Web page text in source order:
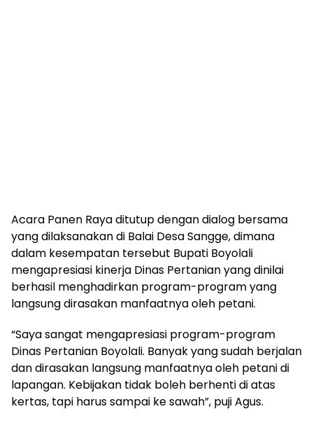
Acara Panen Raya ditutup dengan dialog bersama
yang dilaksanakan di Balai Desa Sangge, dimana
dalam kesempatan tersebut Bupati Boyolali
mengapresiasi kinerja Dinas Pertanian yang dinilai
berhasil menghadirkan program-program yang
langsung dirasakan manfaatnya oleh petani.
“Saya sangat mengapresiasi program-program
Dinas Pertanian Boyolali. Banyak yang sudah berjalan
dan dirasakan langsung manfaatnya oleh petani di
lapangan. Kebijakan tidak boleh berhenti di atas
kertas, tapi harus sampai ke sawah”, puji Agus.